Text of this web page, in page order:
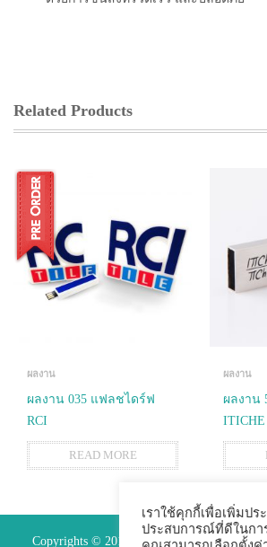
Related Products
ผลงาน
ผลงาน 035 แฟลชไดร์ฟ
RCI
READ MORE
ผลงาน
ผลงาน
ITICHE
Copyrights © 2015 Premium Perfect Co.,ltd.
เราใช้คุกกี้เพื่อเพิ่มป
ประสบการณ์ที่ดีในกา